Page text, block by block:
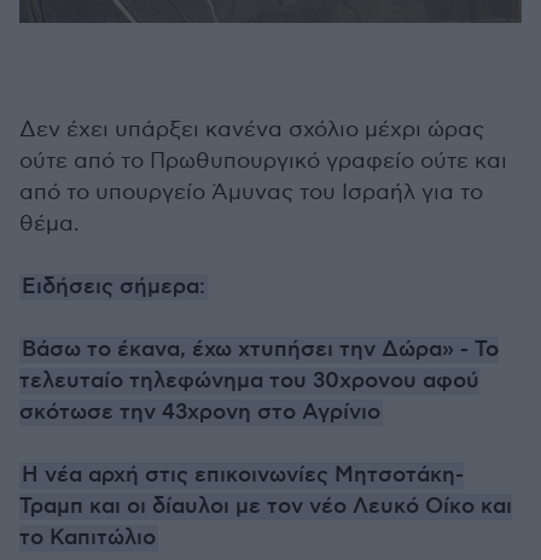
Δεν έχει υπάρξει κανένα σχόλιο μέχρι ώρας
ούτε από το Πρωθυπουργικό γραφείο ούτε και
από το υπουργείο Άμυνας του Ισραήλ για το
θέμα.
Ειδήσεις σήμερα:
Βάσω το έκανα, έχω χτυπήσει την Δώρα» - Το
τελευταίο τηλεφώνημα του 30χρονου αφού
σκότωσε την 43χρονη στο Αγρίνιο
Η νέα αρχή στις επικοινωνίες Μητσοτάκη-
Τραμπ και οι δίαυλοι με τον νέο Λευκό Οίκο και
το Καπιτώλιο